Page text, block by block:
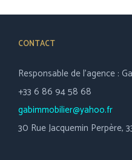
CONTACT
Responsable de l’agence :
+33 6 86 94 58 68
gabimmobilier@yahoo.fr
30 Rue Jacquemin Perpère,